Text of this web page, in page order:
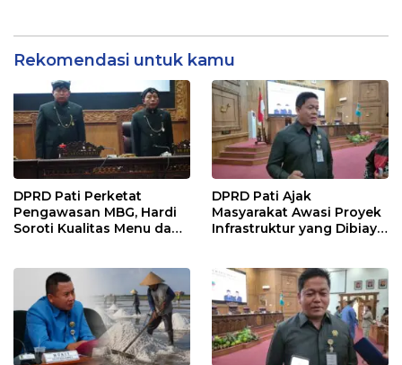
Berkualitas
Rekomendasi untuk kamu
DPRD Pati Perketat
Pengawasan MBG, Hardi
Soroti Kualitas Menu dan
DPRD Pati Ajak
Masyarakat Awasi Proyek
Infrastruktur yang Dibiayai